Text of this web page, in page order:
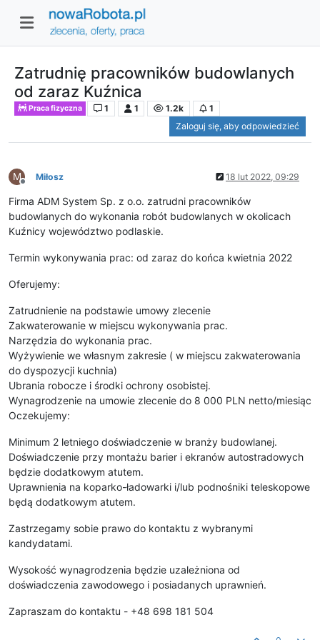
Zatrudnię pracowników budowlanych
od zaraz Kuźnica
Praca fizyczna 1 1 1.2k
1
Zaloguj się, aby odpowiedzieć
M
Niedostępny
Miłosz 18 lut 2022, 09:29
Firma ADM System Sp. z o.o. zatrudni pracowników
budowlanych do wykonania robót budowlanych w okolicach
Kuźnicy województwo podlaskie.
Termin wykonywania prac: od zaraz do końca kwietnia 2022
Oferujemy:
Zatrudnienie na podstawie umowy zlecenie
Zakwaterowanie w miejscu wykonywania prac.
Narzędzia do wykonania prac.
Wyżywienie we własnym zakresie ( w miejscu zakwaterowania
do dyspozycji kuchnia)
Ubrania robocze i środki ochrony osobistej.
Wynagrodzenie na umowie zlecenie do 8 000 PLN netto/miesiąc
Oczekujemy:
Minimum 2 letniego doświadczenie w branży budowlanej.
Doświadczenie przy montażu barier i ekranów autostradowych
będzie dodatkowym atutem.
Uprawnienia na koparko-ładowarki i/lub podnośniki teleskopowe
będą dodatkowym atutem.
Zastrzegamy sobie prawo do kontaktu z wybranymi
kandydatami.
Wysokość wynagrodzenia będzie uzależniona od
doświadczenia zawodowego i posiadanych uprawnień.
Zapraszam do kontaktu - +48 698 181 504